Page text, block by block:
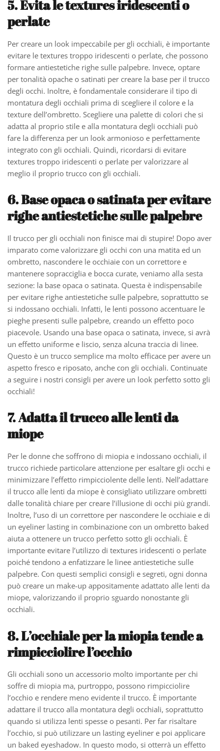
5. Evita le textures iridescenti o
perlate
Per creare un look impeccabile per gli occhiali, è importante
evitare le textures troppo iridescenti o perlate, che possono
formare antiestetiche righe sulle palpebre. Invece, optare
per tonalità opache o satinati per creare la base per il trucco
degli occhi. Inoltre, è fondamentale considerare il tipo di
montatura degli occhiali prima di scegliere il colore e la
texture dell’ombretto. Scegliere una palette di colori che si
adatta al proprio stile e alla montatura degli occhiali può
fare la differenza per un look armonioso e perfettamente
integrato con gli occhiali. Quindi, ricordarsi di evitare
textures troppo iridescenti o perlate per valorizzare al
meglio il proprio trucco con gli occhiali.
6. Base opaca o satinata per evitare
righe antiestetiche sulle palpebre
Il trucco per gli occhiali non finisce mai di stupire! Dopo aver
imparato come valorizzare gli occhi con una matita ed un
ombretto, nascondere le occhiaie con un correttore e
mantenere sopracciglia e bocca curate, veniamo alla sesta
sezione: la base opaca o satinata. Questa è indispensabile
per evitare righe antiestetiche sulle palpebre, soprattutto se
si indossano occhiali. Infatti, le lenti possono accentuare le
pieghe presenti sulle palpebre, creando un effetto poco
piacevole. Usando una base opaca o satinata, invece, si avrà
un effetto uniforme e liscio, senza alcuna traccia di linee.
Questo è un trucco semplice ma molto efficace per avere un
aspetto fresco e riposato, anche con gli occhiali. Continuate
a seguire i nostri consigli per avere un look perfetto sotto gli
occhiali!
7. Adatta il trucco alle lenti da
miope
Per le donne che soffrono di miopia e indossano occhiali, il
trucco richiede particolare attenzione per esaltare gli occhi e
minimizzare l’effetto rimpicciolente delle lenti. Nell’adattare
il trucco alle lenti da miope è consigliato utilizzare ombretti
dalle tonalità chiare per creare l’illusione di occhi più grandi.
Inoltre, l’uso di un correttore per nascondere le occhiaie e di
un eyeliner lasting in combinazione con un ombretto baked
aiuta a ottenere un trucco perfetto sotto gli occhiali. È
importante evitare l’utilizzo di textures iridescenti o perlate
poiché tendono a enfatizzare le linee antiestetiche sulle
palpebre. Con questi semplici consigli e segreti, ogni donna
può creare un make-up appositamente adattato alle lenti da
miope, valorizzando il proprio sguardo nonostante gli
occhiali.
8. L’occhiale per la miopia tende a
rimpicciolire l’occhio
Gli occhiali sono un accessorio molto importante per chi
soffre di miopia ma, purtroppo, possono rimpicciolire
l’occhio e rendere meno evidente il trucco. È importante
adattare il trucco alla montatura degli occhiali, soprattutto
quando si utilizza lenti spesse o pesanti. Per far risaltare
l’occhio, si può utilizzare un lasting eyeliner e poi applicare
un baked eyeshadow. In questo modo, si otterrà un effetto